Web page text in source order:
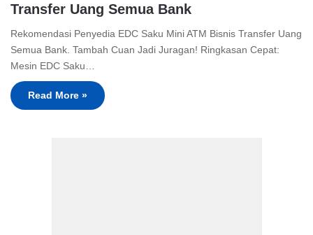
Transfer Uang Semua Bank
Rekomendasi Penyedia EDC Saku Mini ATM Bisnis Transfer Uang
Semua Bank. Tambah Cuan Jadi Juragan! Ringkasan Cepat:
Mesin EDC Saku…
Read More »